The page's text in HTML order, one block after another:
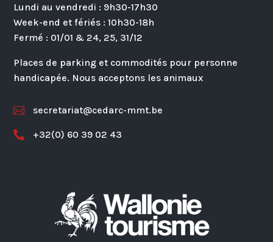
Lundi au vendredi : 9h30-17h30
Week-end et fériés : 10h30-18h
Fermé : 01/01 & 24, 25, 31/12
Places de parking et commodités pour personne
handicapée. Nous acceptons les animaux
 secretariat@cedarc-mmt.be
 +32(0) 60 39 02 43